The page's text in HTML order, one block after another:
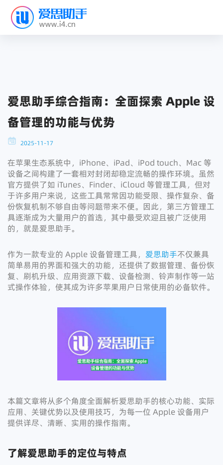
爱思助手综合指南：全面探索 Apple 设
备管理的功能与优势
2025-11-17
在苹果生态系统中，iPhone、iPad、iPod touch、Mac 等
设备之间构建了一套相对封闭却稳定流畅的操作环境。虽然
官方提供了如 iTunes、Finder、iCloud 等管理工具，但对
于许多用户来说，这些工具常常因功能受限、操作复杂、备
份恢复机制不够自由等问题带来不便。因此，第三方管理工
具逐渐成为大量用户的首选，其中最受欢迎且被广泛使用
的，就是爱思助手。
作为一款专业的 Apple 设备管理工具， 爱思助手不仅兼具
简单易用的界面和强大的功能，还提供了数据管理、备份恢
复、刷机升级、应用资源下载、设备检测、铃声制作等一站
式操作体验，使其成为许多苹果用户日常使用的必备软件。
本篇文章将从多个角度全面解析爱思助手的核心功能、实际
应用、关键优势以及使用技巧，为每一位 Apple 设备用户
提供详尽、清晰、实用的操作指南。
了解爱思助手的定位与特点